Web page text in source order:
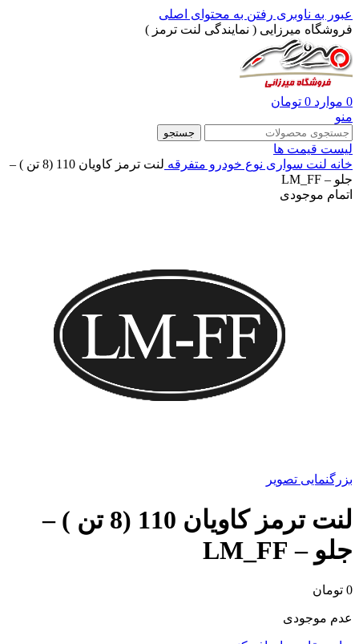
عبور به ناوبری رفتن به محتوای اصلی
فروشگاه میرزایی ( نمایندگی لنت ترمز )
0 موارد 0 تومان
منو
جستجو
لیست قیمت ها
خانه لنت سواری نوع خودرو متفرقه
لنت ترمز کاویان 110 (8 تن ) –
جلو – LM_FF
اتمام موجودی
بزرگنمایی تصویر
لنت ترمز کاویان 110 (8 تن ) –
جلو – LM_FF
0 تومان
عدم موجودی